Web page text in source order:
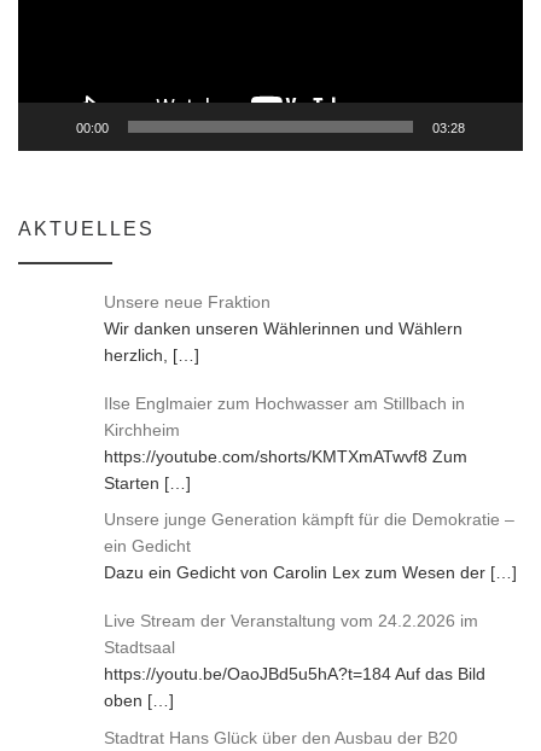
00:00 03:28
AKTUELLES
Unsere neue Fraktion
Wir danken unseren Wählerinnen und Wählern
herzlich, […]
Ilse Englmaier zum Hochwasser am Stillbach in
Kirchheim
https://youtube.com/shorts/KMTXmATwvf8 Zum
Starten […]
Unsere junge Generation kämpft für die Demokratie –
ein Gedicht
Dazu ein Gedicht von Carolin Lex zum Wesen der […]
Live Stream der Veranstaltung vom 24.2.2026 im
Stadtsaal
https://youtu.be/OaoJBd5u5hA?t=184 Auf das Bild
oben […]
Stadtrat Hans Glück über den Ausbau der B20